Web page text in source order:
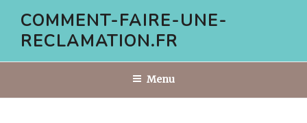
contenu
COMMENT-FAIRE-UNE-
RECLAMATION.FR
Menu